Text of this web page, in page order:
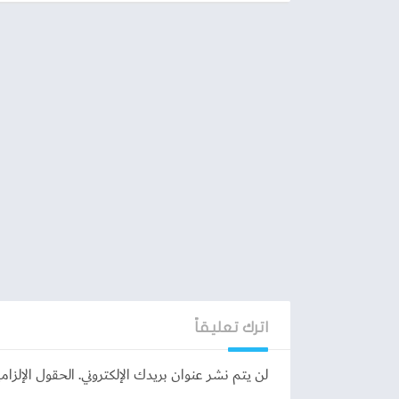
اترك تعليقاً
لن يتم نشر عنوان بريدك الإلكتروني.الحقول